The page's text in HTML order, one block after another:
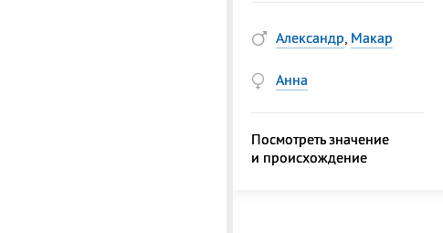
Александр, Макар
Анна
Посмотреть значение
и происхождение